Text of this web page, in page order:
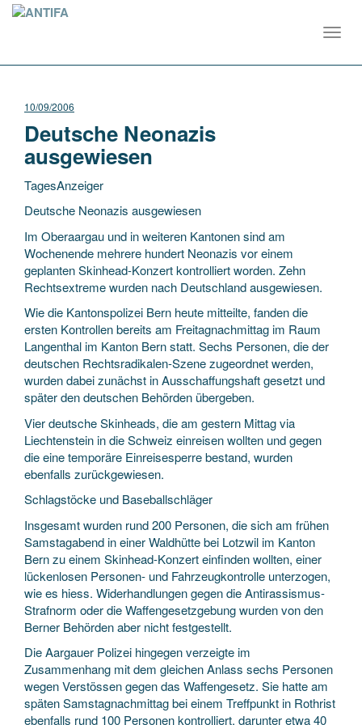
10/09/2006
Deutsche Neonazis
ausgewiesen
TagesAnzeiger
Deutsche Neonazis ausgewiesen
Im Oberaargau und in weiteren Kantonen sind am
Wochenende mehrere hundert Neonazis vor einem
geplanten Skinhead-Konzert kontrolliert worden. Zehn
Rechtsextreme wurden nach Deutschland ausgewiesen.
Wie die Kantonspolizei Bern heute mitteilte, fanden die
ersten Kontrollen bereits am Freitagnachmittag im Raum
Langenthal im Kanton Bern statt. Sechs Personen, die der
deutschen Rechtsradikalen-Szene zugeordnet werden,
wurden dabei zunächst in Ausschaffungshaft gesetzt und
später den deutschen Behörden übergeben.
Vier deutsche Skinheads, die am gestern Mittag via
Liechtenstein in die Schweiz einreisen wollten und gegen
die eine temporäre Einreisesperre bestand, wurden
ebenfalls zurückgewiesen.
Schlagstöcke und Baseballschläger
Insgesamt wurden rund 200 Personen, die sich am frühen
Samstagabend in einer Waldhütte bei Lotzwil im Kanton
Bern zu einem Skinhead-Konzert einfinden wollten, einer
lückenlosen Personen- und Fahrzeugkontrolle unterzogen,
wie es hiess. Widerhandlungen gegen die Antirassismus-
Strafnorm oder die Waffengesetzgebung wurden von den
Berner Behörden aber nicht festgestellt.
Die Aargauer Polizei hingegen verzeigte im
Zusammenhang mit dem gleichen Anlass sechs Personen
wegen Verstössen gegen das Waffengesetz. Sie hatte am
späten Samstagnachmittag bei einem Treffpunkt in Rothrist
ebenfalls rund 100 Personen kontrolliert, darunter etwa 40